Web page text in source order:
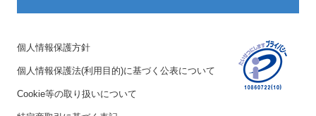
個人情報保護方針
個人情報保護法(利用目的)に基づく公表について
Cookie等の取り扱いについて